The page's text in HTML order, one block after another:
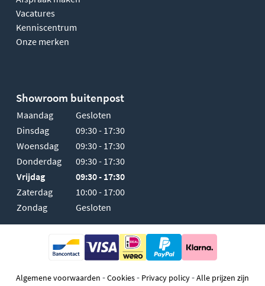
Vacatures
Kenniscentrum
Onze merken
Showroom buitenpost
Maandag
Gesloten
Dinsdag
09:30 - 17:30
Woensdag
09:30 - 17:30
Donderdag
09:30 - 17:30
Vrijdag
09:30 - 17:30
Zaterdag
10:00 - 17:00
Zondag
Gesloten
Algemene voorwaarden -Cookies- Privacy policy-Alle prijzen zijn